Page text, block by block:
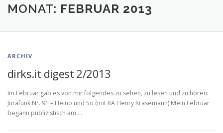
START KONTAKT RECHTSANWALT DIRKS
MONAT: FEBRUAR 2013
ARCHIV
dirks.it digest 2/2013
Im Februar gab es von mir folgendes zu sehen, zu lesen und zu hören:
Jurafunk Nr. 91 – Heino und So (mit RA Henry Krasemann) Mein Februar
begann publizistisch am …